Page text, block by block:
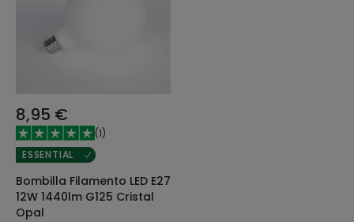
8,95 €
(1)
ESSENTIAL
Bombilla Filamento LED E27
12W 1440lm G125 Cristal
Opal